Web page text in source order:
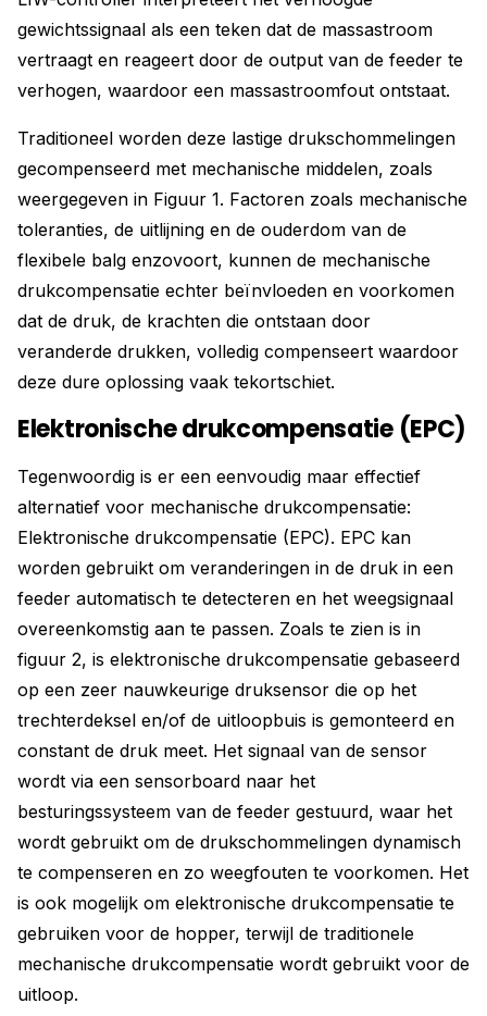
gewichtssignaal als een teken dat de massastroom
vertraagt ​​en reageert door de output van de feeder te
verhogen, waardoor een massastroomfout ontstaat.
Traditioneel worden deze lastige drukschommelingen
gecompenseerd met mechanische middelen, zoals
weergegeven in Figuur 1. Factoren zoals mechanische
toleranties, de uitlijning en de ouderdom van de
flexibele balg enzovoort, kunnen de mechanische
drukcompensatie echter beïnvloeden en voorkomen
dat de druk, de krachten die ontstaan door
veranderde drukken, volledig compenseert waardoor
deze dure oplossing vaak tekortschiet.
Elektronische drukcompensatie (EPC)
Tegenwoordig is er een eenvoudig maar effectief
alternatief voor mechanische drukcompensatie:
Elektronische drukcompensatie (EPC). EPC kan
worden gebruikt om veranderingen in de druk in een
feeder automatisch te detecteren en het weegsignaal
overeenkomstig aan te passen. Zoals te zien is in
figuur 2, is elektronische drukcompensatie gebaseerd
op een zeer nauwkeurige druksensor die op het
trechterdeksel en/of de uitloopbuis is gemonteerd en
constant de druk meet. Het signaal van de sensor
wordt via een sensorboard naar het
besturingssysteem van de feeder gestuurd, waar het
wordt gebruikt om de drukschommelingen dynamisch
te compenseren en zo weegfouten te voorkomen. Het
is ook mogelijk om elektronische drukcompensatie te
gebruiken voor de hopper, terwijl de traditionele
mechanische drukcompensatie wordt gebruikt voor de
uitloop.